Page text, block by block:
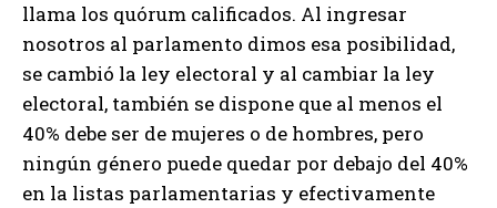
llama los quórum calificados. Al ingresar
nosotros al parlamento dimos esa posibilidad,
se cambió la ley electoral y al cambiar la ley
electoral, también se dispone que al menos el
40% debe ser de mujeres o de hombres, pero
ningún género puede quedar por debajo del 40%
en la listas parlamentarias y efectivamente